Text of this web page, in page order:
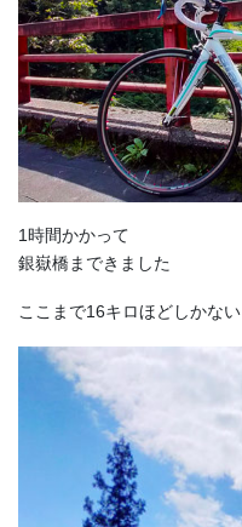
1時間かかって
銀嶽橋まできました
ここまで16キロほどしかない